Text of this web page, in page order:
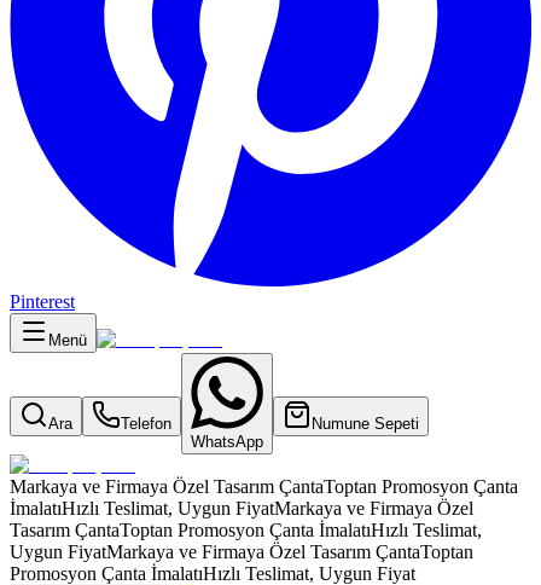
Pinterest
Menü
Ara
Telefon
WhatsApp
Numune Sepeti
Markaya ve Firmaya Özel Tasarım ÇantaToptan Promosyon Çanta
İmalatıHızlı Teslimat, Uygun FiyatMarkaya ve Firmaya Özel
Tasarım ÇantaToptan Promosyon Çanta İmalatıHızlı Teslimat,
Uygun FiyatMarkaya ve Firmaya Özel Tasarım ÇantaToptan
Promosyon Çanta İmalatıHızlı Teslimat, Uygun Fiyat